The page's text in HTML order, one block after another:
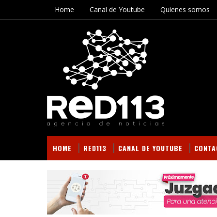
Home Canal de Youtube Quienes somos
HOME RED113 CANAL DE YOUTUBE